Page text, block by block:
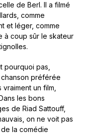
de Berl. Il a filmé
comme
et léger, comme
à coup sûr le skateur
pourquoi pas,
chanson préférée
vraiment un film,
les bons
de Riad Sattouff,
on ne voit pas
la comédie